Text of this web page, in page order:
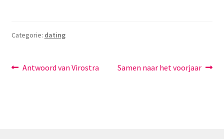
Categorie: dating
Bericht
Vorig
Antwoord van Virostra
Volgend
Samen naar het voorjaar